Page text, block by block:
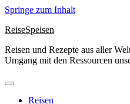
Springe zum Inhalt
ReiseSpeisen
Reisen und Rezepte aus aller
Umgang mit den Ressourcen
Reisen